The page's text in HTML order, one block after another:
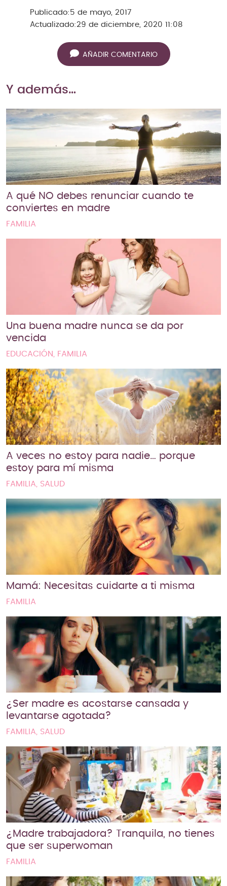
Publicado: 5 de mayo, 2017
Actualizado: 29 de diciembre, 2020 11:08
AÑADIR COMENTARIO
Y además…
A qué NO debes renunciar cuando te
conviertes en madre
FAMILIA
Una buena madre nunca se da por
vencida
EDUCACIÓN, FAMILIA
A veces no estoy para nadie… porque
estoy para mí misma
FAMILIA, SALUD
Mamá: Necesitas cuidarte a ti misma
FAMILIA
¿Ser madre es acostarse cansada y
levantarse agotada?
FAMILIA, SALUD
¿Madre trabajadora? Tranquila, no tienes
que ser superwoman
FAMILIA